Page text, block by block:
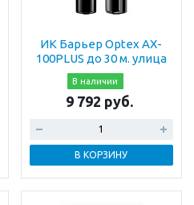
ИК Барьер Optex AX-
100PLUS до 30 м. улица
В наличии
9 792 руб.
В КОРЗИНУ